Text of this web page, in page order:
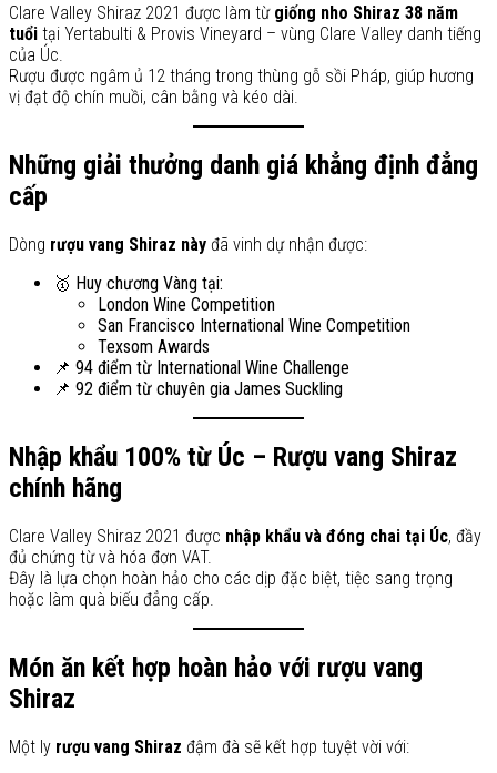
Clare Valley Shiraz 2021 được làm từ giống nho Shiraz 38 năm
tuổi tại Yertabulti & Provis Vineyard – vùng Clare Valley danh tiếng
của Úc.
Rượu được ngâm ủ 12 tháng trong thùng gỗ sồi Pháp, giúp hương
vị đạt độ chín muồi, cân bằng và kéo dài.
Những giải thưởng danh giá khẳng định đẳng
cấp
Dòng rượu vang Shiraz này đã vinh dự nhận được:
🥇 Huy chương Vàng tại:
London Wine Competition
San Francisco International Wine Competition
Texsom Awards
📌 94 điểm từ International Wine Challenge
📌 92 điểm từ chuyên gia James Suckling
Nhập khẩu 100% từ Úc – Rượu vang Shiraz
chính hãng
Clare Valley Shiraz 2021 được nhập khẩu và đóng chai tại Úc, đầy
đủ chứng từ và hóa đơn VAT.
Đây là lựa chọn hoàn hảo cho các dịp đặc biệt, tiệc sang trọng
hoặc làm quà biếu đẳng cấp.
Món ăn kết hợp hoàn hảo với rượu vang
Shiraz
Một ly rượu vang Shiraz đậm đà sẽ kết hợp tuyệt vời với: